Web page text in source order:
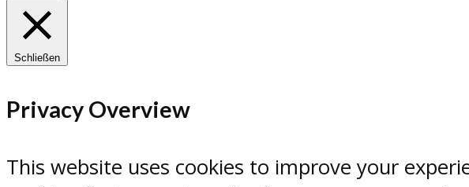
Schließen
Privacy Overview
This website uses cookies to improve your